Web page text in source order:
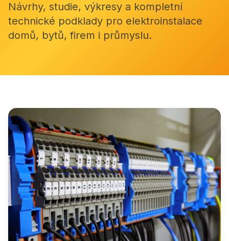
Návrhy, studie, výkresy a kompletní
technické podklady pro elektroinstalace
domů, bytů, firem i průmyslu.